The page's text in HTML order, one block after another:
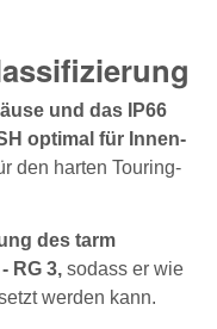
und das IP66
optimal für Innen-
den harten Touring-
des tarm
RG 3, sodass er wie
werden kann.